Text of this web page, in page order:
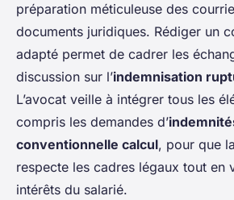
préparation méticuleuse des
documents juridiques. Rédiger un
adapté permet de cadrer les
discussion sur l’indemnisation
L’avocat veille à intégrer tous les
compris les demandes d’
conventionnelle calcul, pour que
respecte les cadres légaux tout en
intérêts du salarié.